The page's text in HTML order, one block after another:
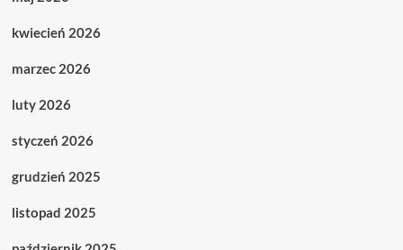
kwiecień 2026
marzec 2026
luty 2026
styczeń 2026
grudzień 2025
listopad 2025